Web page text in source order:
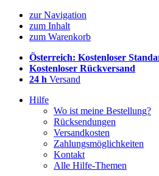
zur Navigation
zum Inhalt
zum Warenkorb
Österreich: Kostenloser
Kostenloser Rückversand
24 h Versand
Hilfe
Wo ist meine Bestellung?
Rücksendungen
Versandkosten
Zahlungsmöglichkeiten
Kontakt
Alle Hilfe-Themen